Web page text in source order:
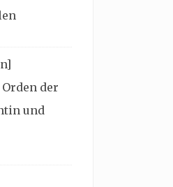
der
und